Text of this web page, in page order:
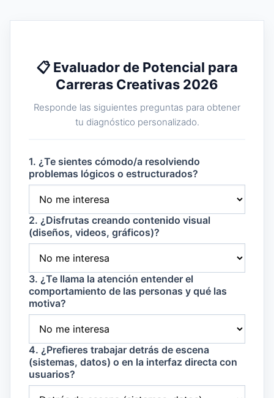
📋 Evaluador de Potencial para
Carreras Creativas 2026
Responde las siguientes preguntas para obtener
tu diagnóstico personalizado.
1. ¿Te sientes cómodo/a resolviendo
problemas lógicos o estructurados?
2. ¿Disfrutas creando contenido visual
(diseños, videos, gráficos)?
3. ¿Te llama la atención entender el
comportamiento de las personas y qué las
motiva?
4. ¿Prefieres trabajar detrás de escena
(sistemas, datos) o en la interfaz directa con
usuarios?